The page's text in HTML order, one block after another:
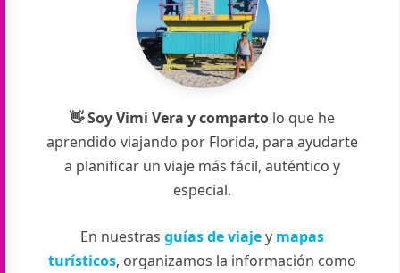
👋 SoyVimi Vera y comparto lo que he
aprendido viajando por Florida, para ayudarte
a planificar un viaje más fácil, auténtico y
especial.
En nuestras guías de viajey mapas
turísticos, organizamos la información como